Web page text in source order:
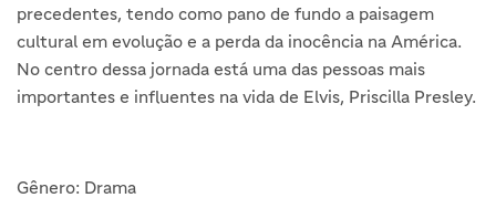
precedentes, tendo como pano de fundo a paisagem
cultural em evolução e a perda da inocência na América.
No centro dessa jornada está uma das pessoas mais
importantes e influentes na vida de Elvis, Priscilla Presley.
Gênero: Drama